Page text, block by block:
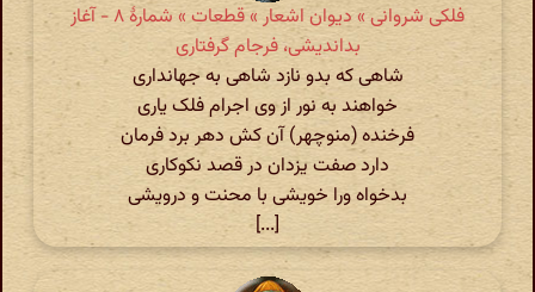
فلکی شروانی » دیوان اشعار » قطعات » شمارهٔ ۸ - آغاز
بداندیشی، فرجام گرفتاری
شاهی که بدو نازد شاهی به جهانداری
خواهند به نور از وی اجرام فلک یاری
فرخنده (منوچهر) آن کش دهر برد فرمان
دارد صفت یزدان در قصد نکوکاری
بدخواه ورا خویشی با محنت و درویشی
[...]